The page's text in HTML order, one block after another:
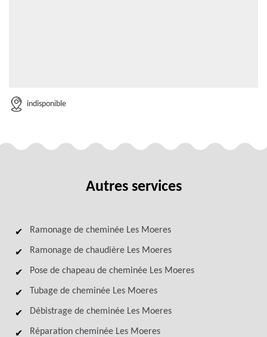
indisponible
Autres services
Ramonage de cheminée Les Moeres
Ramonage de chaudière Les Moeres
Pose de chapeau de cheminée Les Moeres
Tubage de cheminée Les Moeres
Débistrage de cheminée Les Moeres
Réparation cheminée Les Moeres